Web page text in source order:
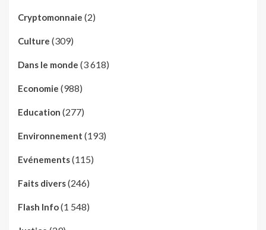
Cryptomonnaie (2)
Culture (309)
Dans le monde (3 618)
Economie (988)
Education (277)
Environnement (193)
Evénements(115)
Faits divers(246)
Flash Info(1 548)